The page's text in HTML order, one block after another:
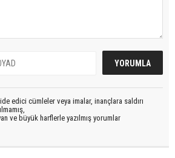
edici cümleler veya imalar, inançlara saldırı
ve büyük harflerle yazılmış yorumlar